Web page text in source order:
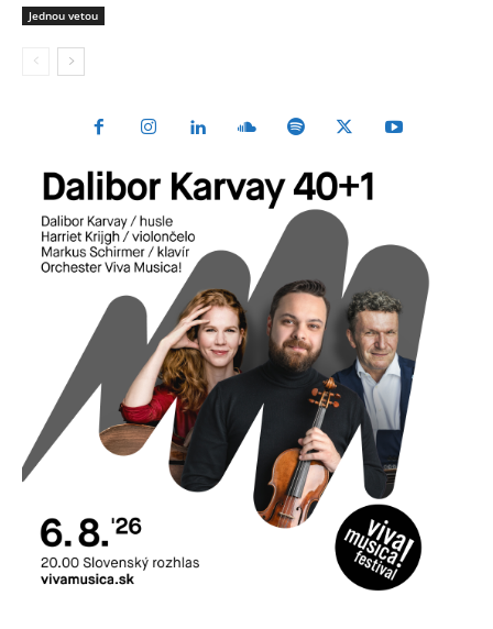
Jednou vetou